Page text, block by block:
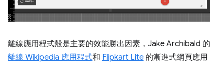
離線應用程式殼是主要的效能勝出因素，Jake Archibald 的
離線 Wikipedia 應用程式和 Flipkart Lite 的漸進式網頁應用